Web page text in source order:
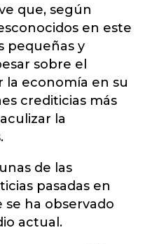
que, según
en este
pequeñas y
sobre el
la economía en su
crediticias más
la
de las
pasadas en
ha observado
actual.